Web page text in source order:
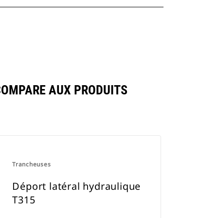
AUX PRODUITS
Trancheuses
Déport latéral hydraulique
T315